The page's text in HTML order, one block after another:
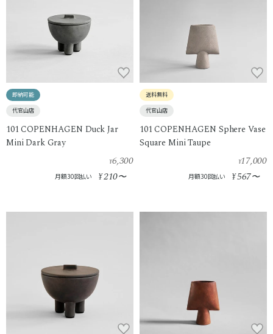
即納可能
代官山店
101 COPENHAGEN Duck Jar
Mini Dark Gray
¥6,300
月額30回払い ¥210〜
送料無料
代官山店
101 COPENHAGEN Sphere Vase
Square Mini Taupe
¥17,000
月額30回払い ¥567〜